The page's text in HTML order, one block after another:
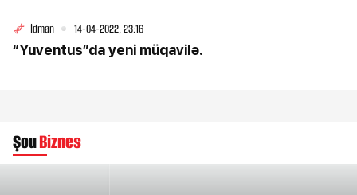
İdman 14-04-2022, 23:16
“Yuventus”da yeni müqavilə.
ŞouBiznes